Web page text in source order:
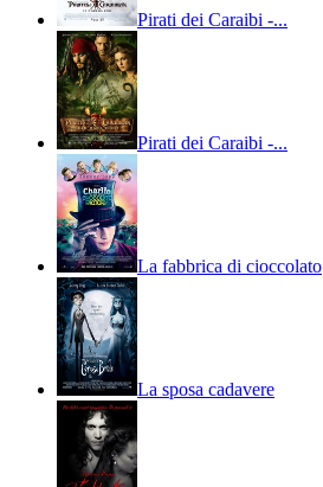
Pirati dei Caraibi -...
Pirati dei Caraibi -...
La fabbrica di cioccolato
La sposa cadavere